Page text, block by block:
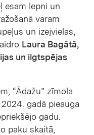
esam lepni un
varam
un izejvielas,
Laura Bagātā,
un ilgtspējas
“Ādažu” zīmola
gadā pieauga
gadu.
paku skaitā,